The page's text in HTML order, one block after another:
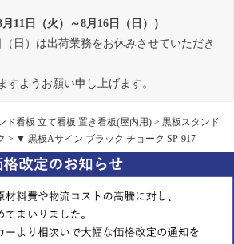
11日（火）～8月16日（日））
日）は出荷業務をお休みさせていただき
すようお願い申し上げます。
ド看板 立て看板 置き看板(屋内用)
黒板スタンド
▼ 黒板Aサイン ブラック チョーク SP-917